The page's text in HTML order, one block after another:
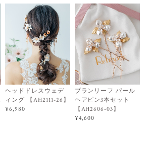
ヘッドドレスウェデ
ィング 【AH2111-26】
¥6,980
ブランリーフ パール
ヘアピン3本セット
【AH2606-03】
¥4,600